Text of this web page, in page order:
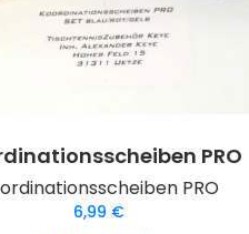
PRO
PRO
6,99 €